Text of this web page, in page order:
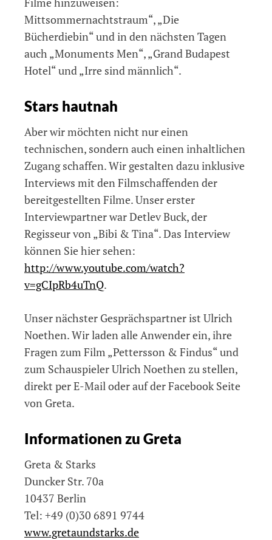
Mittsommernachtstraum“, „Die
Bücherdiebin“ und in den nächsten Tagen
auch „Monuments Men“, „Grand Budapest
Hotel“ und „Irre sind männlich“.
Stars hautnah
Aber wir möchten nicht nur einen
technischen, sondern auch einen inhaltlichen
Zugang schaffen. Wir gestalten dazu inklusive
Interviews mit den Filmschaffenden der
bereitgestellten Filme. Unser erster
Interviewpartner war Detlev Buck, der
Regisseur von „Bibi & Tina“. Das Interview
können Sie hier sehen:
http://www.youtube.com/watch?
v=gCIpRb4uTnQ.
Unser nächster Gesprächspartner ist Ulrich
Noethen. Wir laden alle Anwender ein, ihre
Fragen zum Film „Pettersson & Findus“ und
zum Schauspieler Ulrich Noethen zu stellen,
direkt per E-Mail oder auf der Facebook Seite
von Greta.
Informationen zu Greta
Greta & Starks
Duncker Str. 70a
10437 Berlin
Tel: +49 (0)30 6891 9744
www.gretaundstarks.de